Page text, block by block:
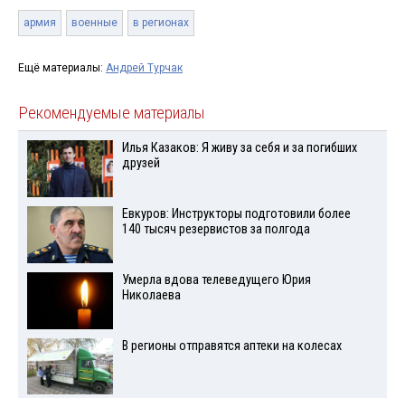
армия военные в регионах
Ещё материалы: Андрей Турчак
Рекомендуемые материалы
Илья Казаков: Я живу за себя и за погибших
друзей
Евкуров: Инструкторы подготовили более
140 тысяч резервистов за полгода
Умерла вдова телеведущего Юрия
Николаева
В регионы отправятся аптеки на колесах